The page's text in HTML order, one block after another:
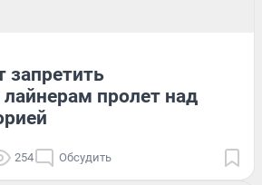
запретить
пролет над
254 Обсудить